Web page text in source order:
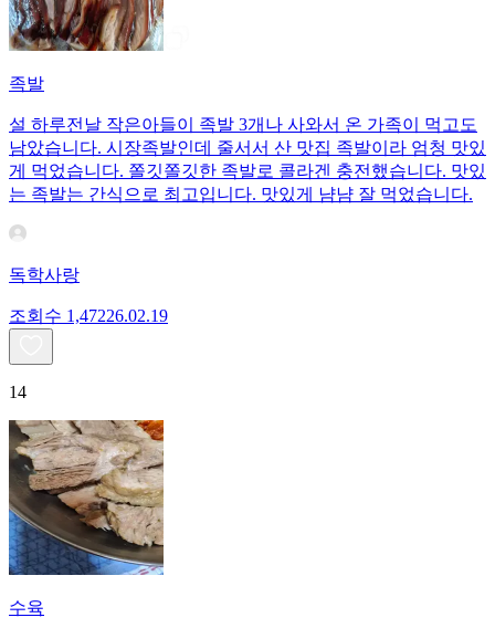
족발
설 하루전날 작은아들이 족발 3개나 사와서 온 가족이 먹고도
남았습니다. 시장족발인데 줄서서 산 맛집 족발이라 엄청 맛있
게 먹었습니다. 쫄깃쫄깃한 족발로 콜라겐 충전했습니다. 맛있
는 족발는 간식으로 최고입니다. 맛있게 냠냠 잘 먹었습니다.
독학사랑
조회수 1,47226.02.19
14
수육